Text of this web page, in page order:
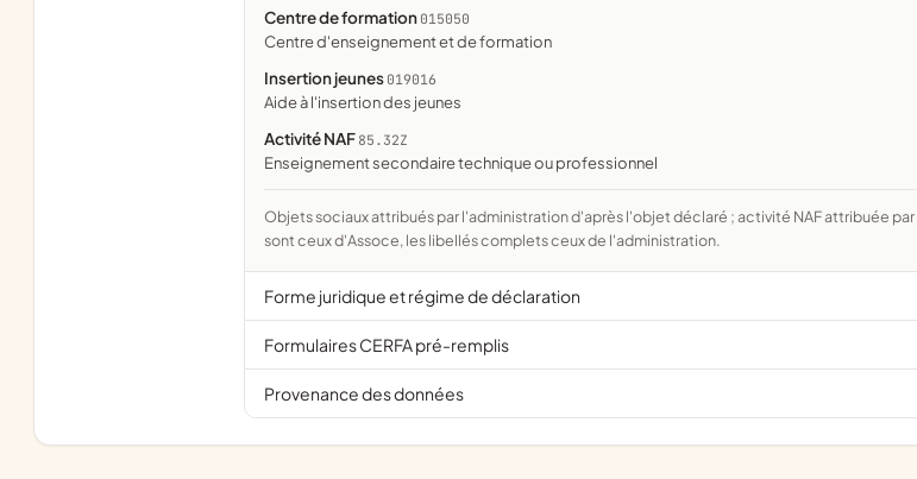
Centre de formation 015050
centre d'enseignement et de formation
Insertion jeunes 019016
aide à l'insertion des jeunes
Activité NAF 85.32Z
Enseignement secondaire technique ou professionnel
Objets sociaux attribués par l'administration d'après l'objet déclaré ; activité NAF attribuée par l'INSEE. Les noms courts
sont ceux d'Assoce, les libellés complets ceux de l'administration.
Forme juridique et régime de déclaration
Formulaires CERFA pré-remplis
Provenance des données